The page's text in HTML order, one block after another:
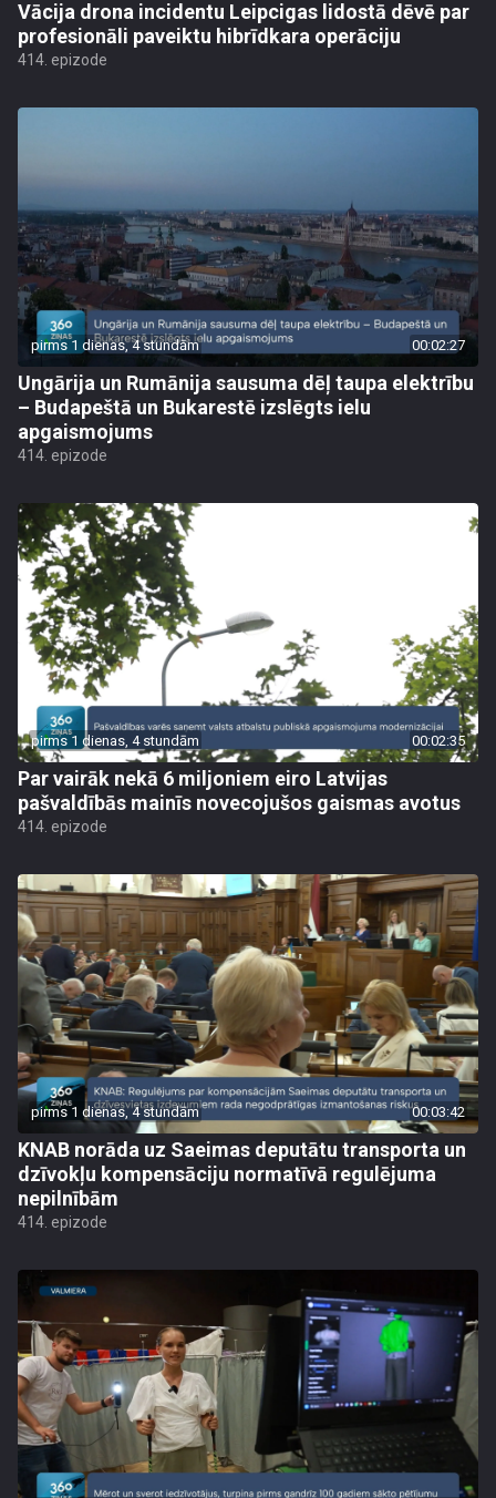
Vācija drona incidentu Leipcigas lidostā dēvē par
profesionāli paveiktu hibrīdkara operāciju
414. epizode
pirms 1 dienas, 4 stundām 00:02:27
Ungārija un Rumānija sausuma dēļ taupa elektrību
– Budapeštā un Bukarestē izslēgts ielu
apgaismojums
414. epizode
pirms 1 dienas, 4 stundām 00:02:35
Par vairāk nekā 6 miljoniem eiro Latvijas
pašvaldībās mainīs novecojušos gaismas avotus
414. epizode
pirms 1 dienas, 4 stundām 00:03:42
KNAB norāda uz Saeimas deputātu transporta un
dzīvokļu kompensāciju normatīvā regulējuma
nepilnībām
414. epizode